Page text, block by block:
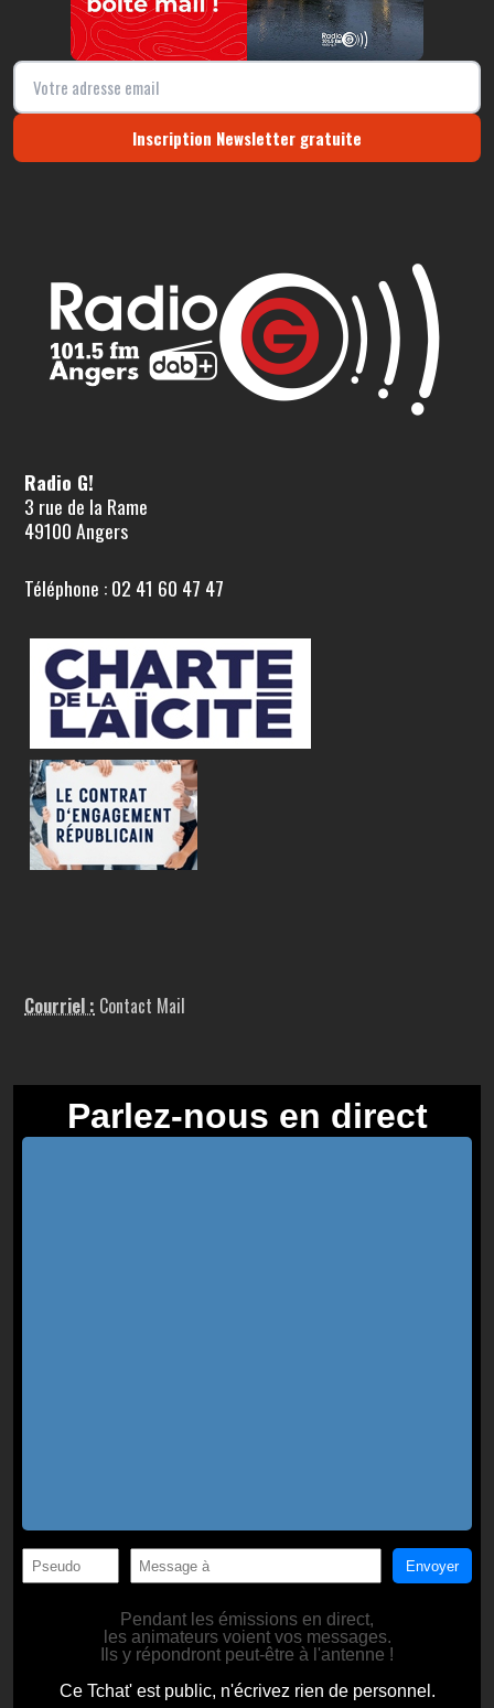
Inscription Newsletter gratuite
Radio G!
3 rue de la Rame
49100 Angers
Téléphone : 02 41 60 47 47
Courriel : Contact Mail